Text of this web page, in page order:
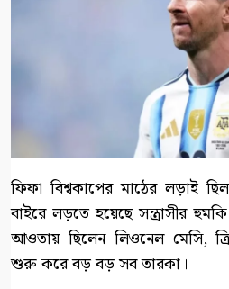
ফিফা বিশ্বকাপের মাঠের লড়াই
বাইরে লড়তে হয়েছে সন্ত্রাসীর
আওতায় ছিলেন লিওনেল মেসি,
শুরু করে বড় বড় সব তারকা।